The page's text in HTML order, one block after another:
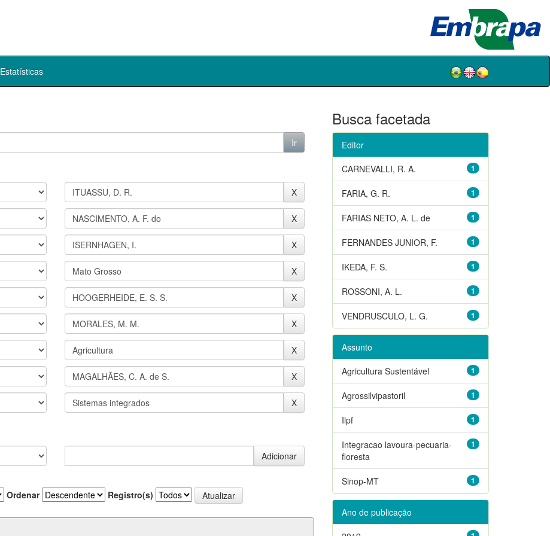
Estatísticas
Ordenar Registro(s)
Busca facetada
Editor
1
CARNEVALLI, R. A.
1
FARIA, G. R.
1
FARIAS NETO, A. L. de
1
FERNANDES JUNIOR, F.
1
IKEDA, F. S.
1
ROSSONI, A. L.
1
VENDRUSCULO, L. G.
Assunto
1
Agricultura Sustentável
1
Agrossilvipastoril
1
Ilpf
1
Integracao lavoura-pecuaria-
floresta
1
Sinop-MT
Ano de publicação